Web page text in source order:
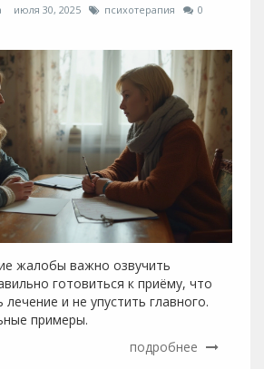
июля 30, 2025 психотерапия
0
жалобы важно озвучить
готовиться к приёму, что
и не упустить главного.
примеры.
подробнее